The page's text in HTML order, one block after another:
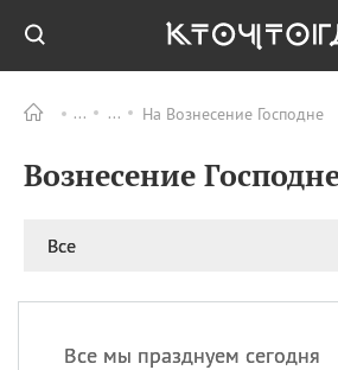
На Вознесение Господне
Вознесение
Все
Все мы празднуем сегодня
09.08
11.08